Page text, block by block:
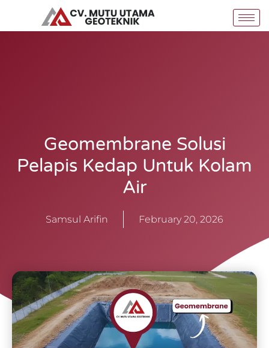
to
Geomembrane Solusi
Pelapis Kedap Untuk Kolam
Air
Samsul Arifin February 20, 2026